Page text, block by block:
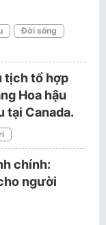
Đời sống
tịch tổ hợp
Hoa hậu
tại Canada.
chính:
người